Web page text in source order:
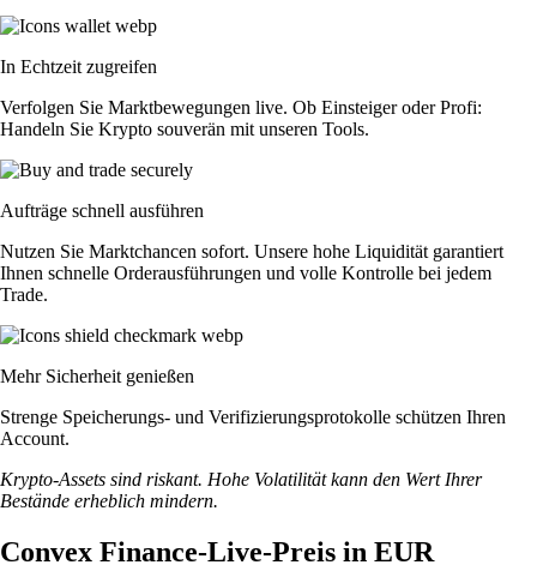
In Echtzeit zugreifen
Verfolgen Sie Marktbewegungen live. Ob Einsteiger oder Profi:
Handeln Sie Krypto souverän mit unseren Tools.
Aufträge schnell ausführen
Nutzen Sie Marktchancen sofort. Unsere hohe Liquidität garantiert
Ihnen schnelle Orderausführungen und volle Kontrolle bei jedem
Trade.
Mehr Sicherheit genießen
Strenge Speicherungs- und Verifizierungsprotokolle schützen Ihren
Account.
Krypto-Assets sind riskant. Hohe Volatilität kann den Wert Ihrer
Bestände erheblich mindern.
Convex Finance-Live-Preis in EUR